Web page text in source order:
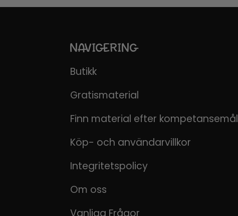
NAVIGERING
Butikk
Gratismaterial
Finn material efter kompetansemål
Köp- och användarvillkor
Integritetspolicy
Om oss
Vanliga Frågor